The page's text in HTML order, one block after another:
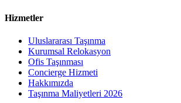
Hizmetler
Uluslararası Taşınma
Kurumsal Relokasyon
Ofis Taşınması
Concierge Hizmeti
Hakkımızda
Taşınma Maliyetleri 2026